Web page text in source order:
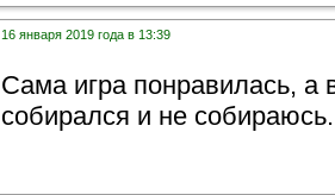
16 января 2019 года в 13:39
Сама игра понравилась, а
собирался и не собираюсь.